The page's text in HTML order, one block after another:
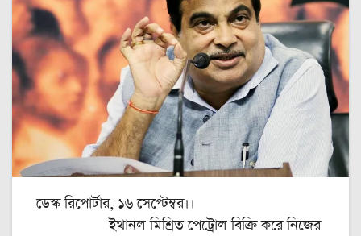
ডেস্ক রিপোর্টার, ১৬ সেপ্টেম্বর।।
ইথানল মিশ্রিত পেট্রোল বিক্রি করে নিজের